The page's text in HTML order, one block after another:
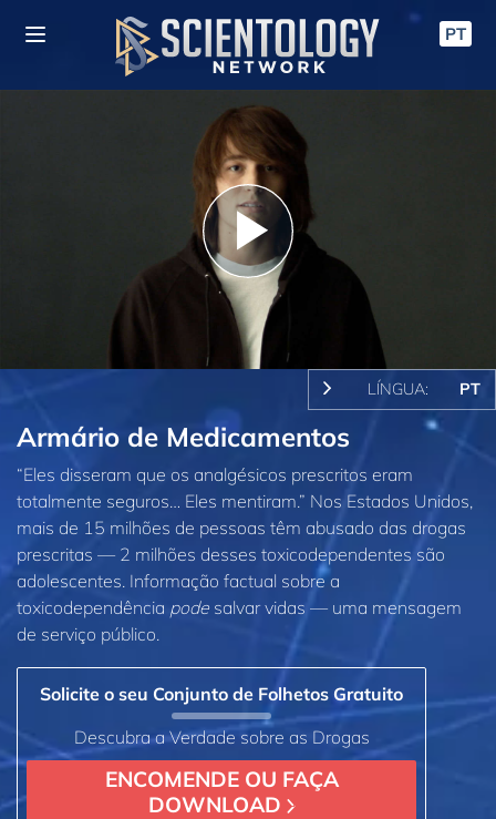
PT
Play
Video
LÍNGUA: PT
Armário de Medicamentos
“Eles disseram que os analgésicos prescritos eram
totalmente seguros… Eles mentiram.” Nos Estados Unidos,
mais de 15 milhões de pessoas têm abusado das drogas
prescritas — 2 milhões desses toxicodependentes são
adolescentes. Informação factual sobre a
toxicodependência pode salvar vidas — uma mensagem
de serviço público.
Solicite o seu Conjunto de Folhetos Gratuito
Descubra a Verdade sobre as Drogas
ENCOMENDE OU FAÇA
DOWNLOAD